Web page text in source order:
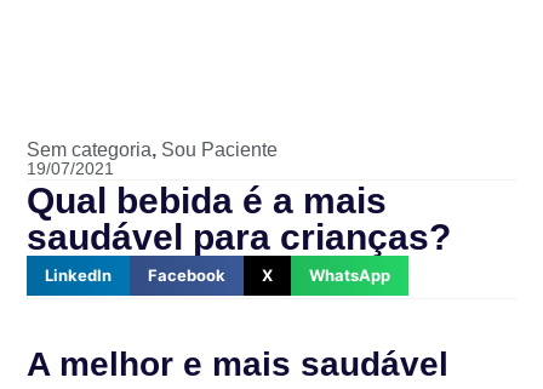
Sem categoria, Sou Paciente
19/07/2021
Qual bebida é a mais
saudável para crianças?
LinkedIn Facebook X WhatsApp
A melhor e mais saudável